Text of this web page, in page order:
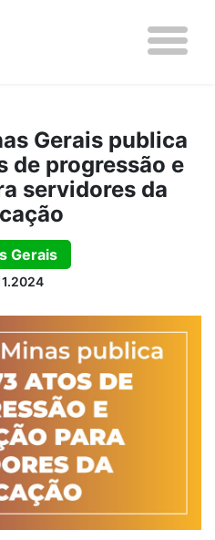
Gerais publica
de progressão e
servidores da
Gerais